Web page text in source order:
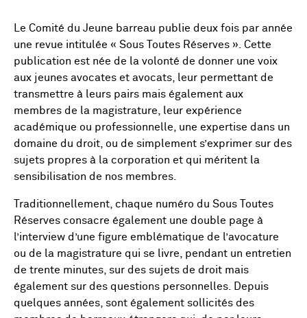
Le Comité du Jeune barreau publie deux fois par année
une revue intitulée « Sous Toutes Réserves ». Cette
publication est née de la volonté de donner une voix
aux jeunes avocates et avocats, leur permettant de
transmettre à leurs pairs mais également aux
membres de la magistrature, leur expérience
académique ou professionnelle, une expertise dans un
domaine du droit, ou de simplement s’exprimer sur des
sujets propres à la corporation et qui méritent la
sensibilisation de nos membres.
Traditionnellement, chaque numéro du Sous Toutes
Réserves consacre également une double page à
l’interview d’une figure emblématique de l’avocature
ou de la magistrature qui se livre, pendant un entretien
de trente minutes, sur des sujets de droit mais
également sur des questions personnelles. Depuis
quelques années, sont également sollicités des